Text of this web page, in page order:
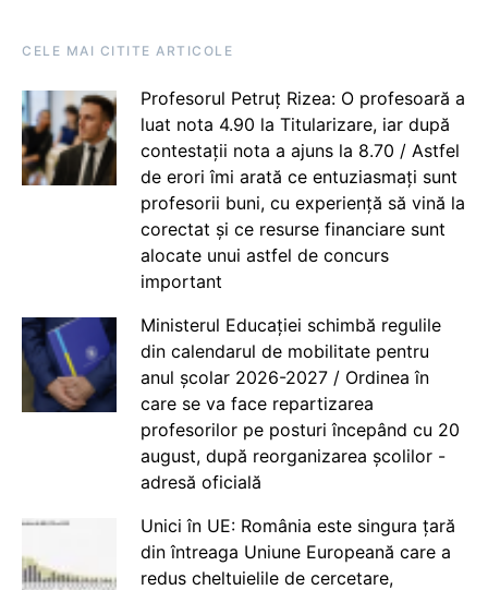
CELE MAI CITITE ARTICOLE
Profesorul Petruț Rizea: O profesoară a
luat nota 4.90 la Titularizare, iar după
contestații nota a ajuns la 8.70 / Astfel
de erori îmi arată ce entuziasmați sunt
profesorii buni, cu experiență să vină la
corectat și ce resurse financiare sunt
alocate unui astfel de concurs
important
Ministerul Educației schimbă regulile
din calendarul de mobilitate pentru
anul școlar 2026-2027 / Ordinea în
care se va face repartizarea
profesorilor pe posturi începând cu 20
august, după reorganizarea școlilor -
adresă oficială
Unici în UE: România este singura țară
din întreaga Uniune Europeană care a
redus cheltuielile de cercetare,